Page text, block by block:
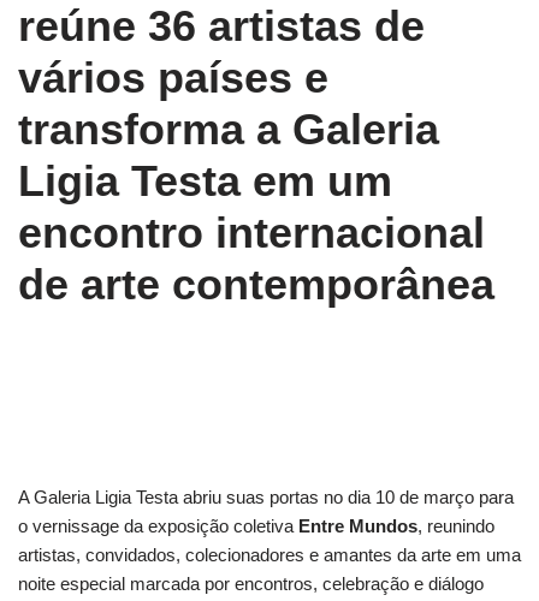
reúne 36 artistas de
vários países e
transforma a Galeria
Ligia Testa em um
encontro internacional
de arte contemporânea
A Galeria Ligia Testa abriu suas portas no dia 10 de março para
o vernissage da exposição coletiva Entre Mundos, reunindo
artistas, convidados, colecionadores e amantes da arte em uma
noite especial marcada por encontros, celebração e diálogo